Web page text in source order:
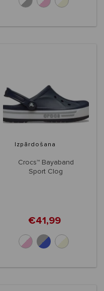
Izpārdošana
Crocs™ Bayaband
Sport Clog
€41,99